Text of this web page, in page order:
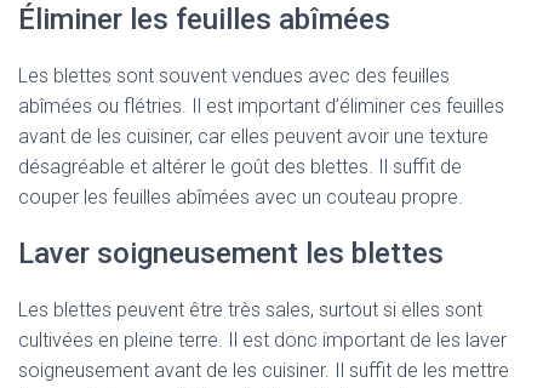
Éliminer les feuilles abîmées
Les blettes sont souvent vendues avec des feuilles
abîmées ou flétries. Il est important d’éliminer ces feuilles
avant de les cuisiner, car elles peuvent avoir une texture
désagréable et altérer le goût des blettes. Il suffit de
couper les feuilles abîmées avec un couteau propre.
Laver soigneusement les blettes
Les blettes peuvent être très sales, surtout si elles sont
cultivées en pleine terre. Il est donc important de les laver
soigneusement avant de les cuisiner. Il suffit de les mettre